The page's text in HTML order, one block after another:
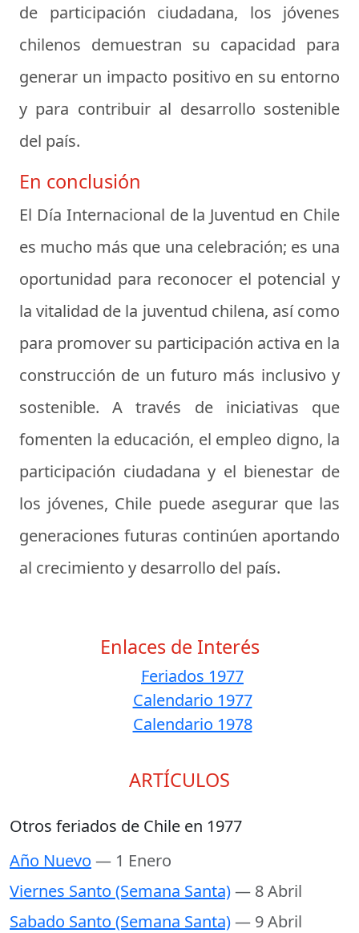
de participación ciudadana, los jóvenes
chilenos demuestran su capacidad para
generar un impacto positivo en su entorno
y para contribuir al desarrollo sostenible
del país.
En conclusión
El Día Internacional de la Juventud en Chile
es mucho más que una celebración; es una
oportunidad para reconocer el potencial y
la vitalidad de la juventud chilena, así como
para promover su participación activa en la
construcción de un futuro más inclusivo y
sostenible. A través de iniciativas que
fomenten la educación, el empleo digno, la
participación ciudadana y el bienestar de
los jóvenes, Chile puede asegurar que las
generaciones futuras continúen aportando
al crecimiento y desarrollo del país.
Enlaces de Interés
Feriados 1977
Calendario 1977
Calendario 1978
ARTÍCULOS
Otros feriados de Chile en 1977
Año Nuevo — 1 Enero
Viernes Santo (Semana Santa)— 8 Abril
Sabado Santo (Semana Santa)— 9 Abril